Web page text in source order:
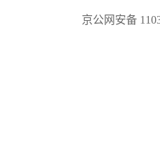
京公网安备